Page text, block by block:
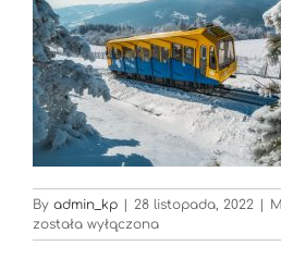
By admin_kp | 28 listopada, 2022 |
została wyłączona